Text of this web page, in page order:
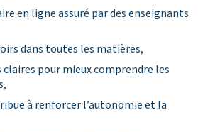
en ligne assuré par des enseignants
dans toutes les matières,
pour mieux comprendre les
à renforcer l’autonomie et la